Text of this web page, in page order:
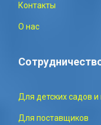
Контакты
О нас
Для детских садов
Для поставщиков